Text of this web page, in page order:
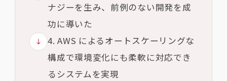
ナジーを生み、前例のない開発を成
功に導いた
4. AWS によるオートスケーリングな
構成で環境変化にも柔軟に対応でき
るシステムを実現